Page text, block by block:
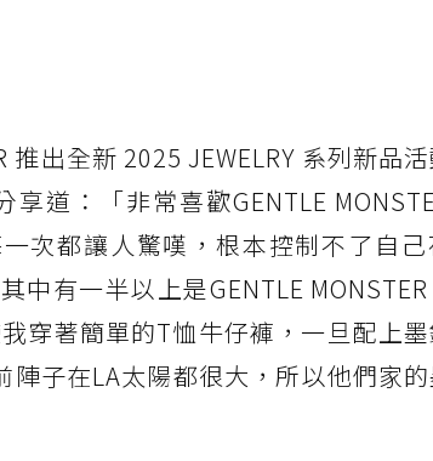
推出全新 2025 JEWELRY 系列新品
道：「非常喜歡GENTLE
次都讓人驚嘆，根本控制不了自
其中有一半以上是GENTLE
穿著簡單的T恤牛仔褲，一旦配上
子在LA太陽都很大，所以他們家